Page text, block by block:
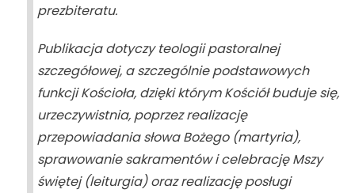
prezbiteratu.
Publikacja dotyczy teologii pastoralnej
szczegółowej, a szczególnie podstawowych
funkcji Kościoła, dzięki którym Kościół buduje się,
urzeczywistnia, poprzez realizację
przepowiadania słowa Bożego (martyria),
sprawowanie sakramentów i celebrację Mszy
świętej (leiturgia) oraz realizację posługi